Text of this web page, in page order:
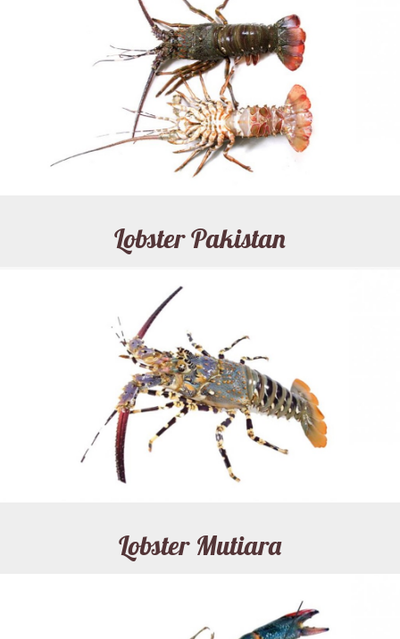
Lobster Pakistan
Lobster Mutiara